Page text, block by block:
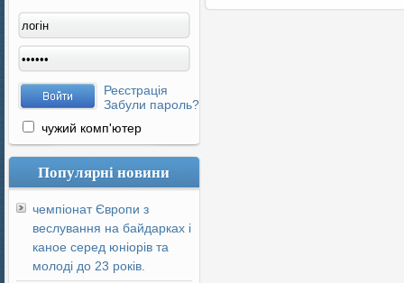
Реєстрація
Забули пароль?
чужий комп'ютер
Популярні новини
чемпіонат Європи з
веслування на байдарках і
каное серед юніорів та
молоді до 23 років.